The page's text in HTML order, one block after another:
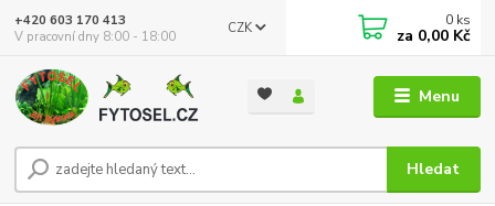
Menu
CZK
Hledat
+420 603 170 413
V pracovní dny 8:00 - 18:00
0 ks
za 0,00 Kč